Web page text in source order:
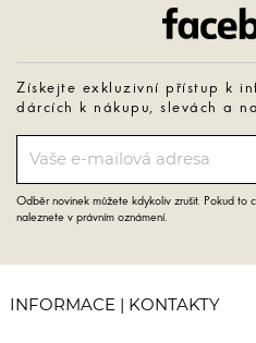
Získejte exkluzivní přístup k
dárcích k nákupu, slevách a
Odběr novinek můžete kdykoliv zrušit. Pokud to
naleznete v právním oznámení.
INFORMACE | KONTAKTY